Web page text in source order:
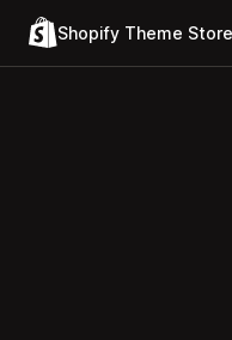
Shopify Theme Store